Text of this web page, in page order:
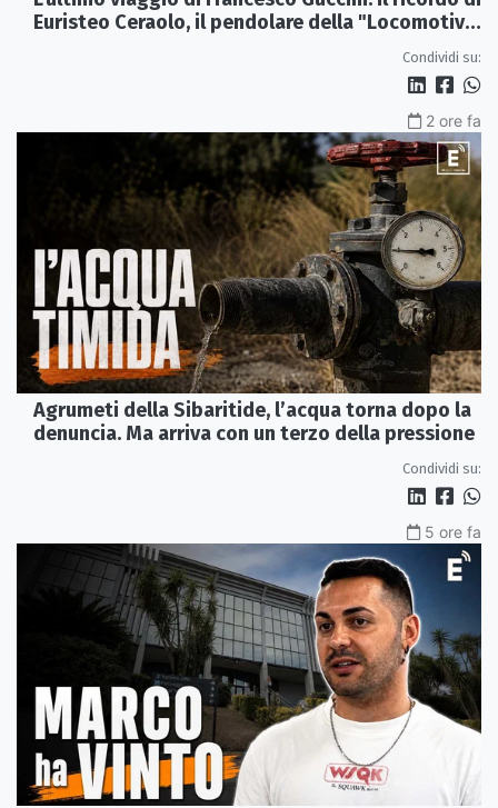
Euristeo Ceraolo, il pendolare della "Locomotiva
Condividi su:
2 ore fa
Agrumeti della Sibaritide, l’acqua torna dopo la
denuncia. Ma arriva con un terzo della pressione
Condividi su:
5 ore fa